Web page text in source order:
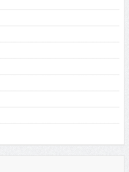
色兼備グラドルが復帰作をリリース!!